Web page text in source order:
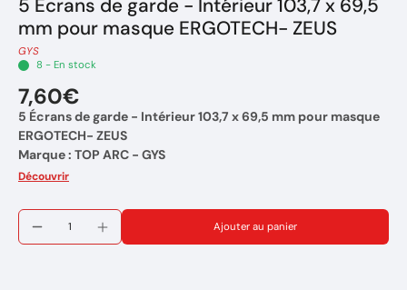
5 Écrans de garde - Intérieur 103,7 x 69,5
mm pour masque ERGOTECH- ZEUS
GYS
8 - En stock
7,60€
5 Écrans de garde - Intérieur 103,7 x 69,5 mm pour masque
ERGOTECH- ZEUS
Marque : TOP ARC - GYS
Réference: 043695
Découvrir
Ajouter au panier